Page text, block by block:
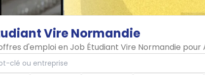
VireNormandie
d'emploi en Job Étudiant Vire Normandie pour
ou entreprise